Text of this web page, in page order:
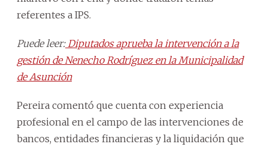
referentes a IPS.
Puede leer:Diputados aprueba la intervención a la
gestión de Nenecho Rodríguez en la Municipalidad
de Asunción
Pereira comentó que cuenta con experiencia
profesional en el campo de las intervenciones de
bancos, entidades financieras y la liquidación que